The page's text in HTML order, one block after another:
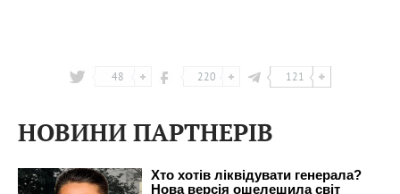
48 220 121
НОВИНИ ПАРТНЕРІВ